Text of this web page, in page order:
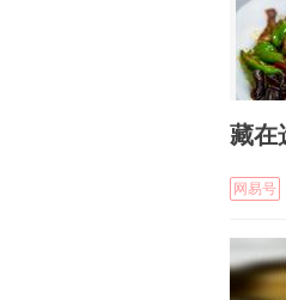
藏在
网易号